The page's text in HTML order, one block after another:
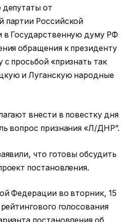
от
партии Российской
в Государственную думу РФ
обращения к президенту
просьбой «признать так
и Луганскую народные
внести в повестку дня
вопрос признания «Л/ДНР”.
что готовы обсудить
постановления.
Федерации во вторник, 15
голосования